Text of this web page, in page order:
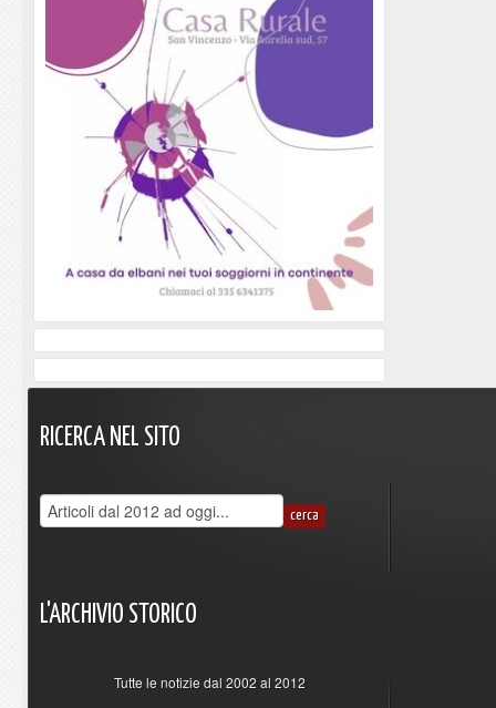
RICERCA NEL SITO
L'ARCHIVIO STORICO
Tutte le notizie dal 2002 al 2012